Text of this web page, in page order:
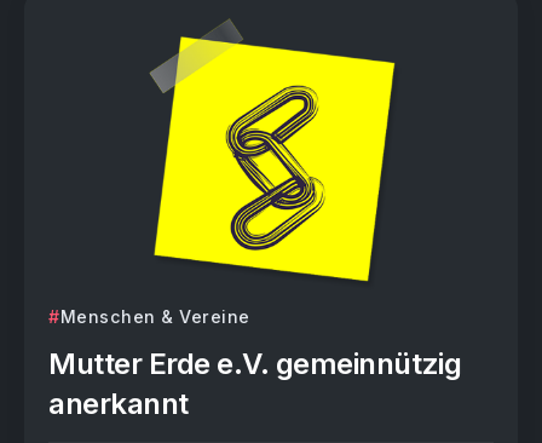
Menschen & Vereine
Mutter Erde e.V. gemeinnützig
anerkannt